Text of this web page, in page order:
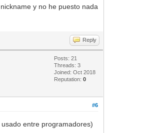
y no he puesto nada
Reply
Posts: 21
Threads: 3
Joined: Oct 2018
Reputation:0
#6
entre programadores)